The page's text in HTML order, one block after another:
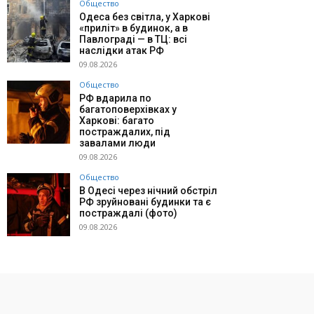
Общество
Одеса без світла, у Харкові
«приліт» в будинок, а в
Павлограді — в ТЦ: всі
наслідки атак РФ
09.08.2026
Общество
РФ вдарила по
багатоповерхівках у
Харкові: багато
постраждалих, під
завалами люди
09.08.2026
Общество
В Одесі через нічний обстріл
РФ зруйновані будинки та є
постраждалі (фото)
09.08.2026